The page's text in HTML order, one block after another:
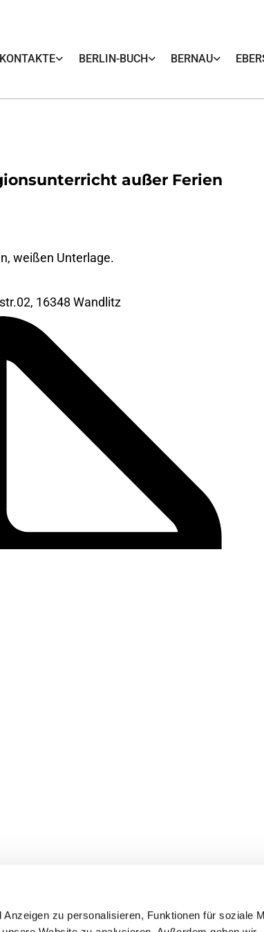
zu personalisieren, Funktionen für soziale
KONTAKTE BERLIN-BUCH BERNAU
außer Ferien
16348 Wandlitz